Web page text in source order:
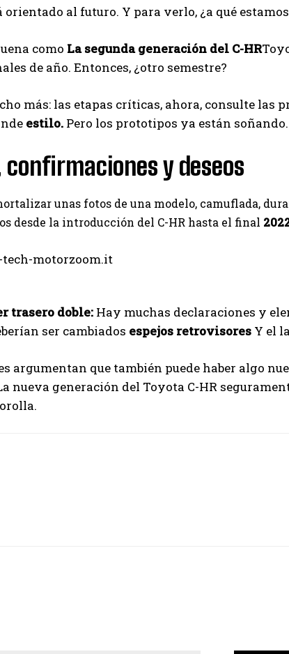
.
al futuro. Y para verlo, ¿a qué
como La segunda generación del C-HR
de año. Entonces, ¿otro semestre?
más: las etapas críticas, ahora, consulte las
estilo. Pero los prototipos ya están soñando.
confirmaciones y deseos
unas fotos de una modelo, camuflada,
desde la introducción del C-HR hasta el final
trasero doble: Hay muchas declaraciones y
ser cambiados espejos retrovisores Y el
argumentan que también puede haber algo
nueva generación del Toyota C-HR